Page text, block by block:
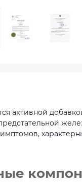
активной